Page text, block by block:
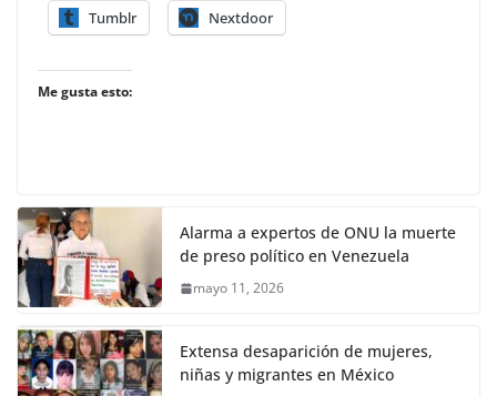
Tumblr Nextdoor
Me gusta esto:
Alarma a expertos de ONU la muerte
de preso político en Venezuela
mayo 11, 2026
Extensa desaparición de mujeres,
niñas y migrantes en México